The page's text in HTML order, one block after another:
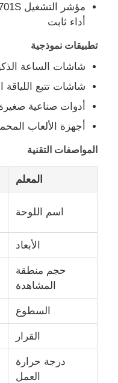
جولة في المصنع
ضبط الجودة
اتصل بنا
شاشة IPS LCD
أداء ثابت
تطبيقات نموذجية
شاشات الساعة
شاشات تتبع اللياقة
أدوات صناعية
أجهزة الألعاب
المواصفات التقنية
المعلم
اسم اللوحة
الأبعاد
حجم منطقة
المشاهدة
السطوع
القرار
درجة حرارة
العمل